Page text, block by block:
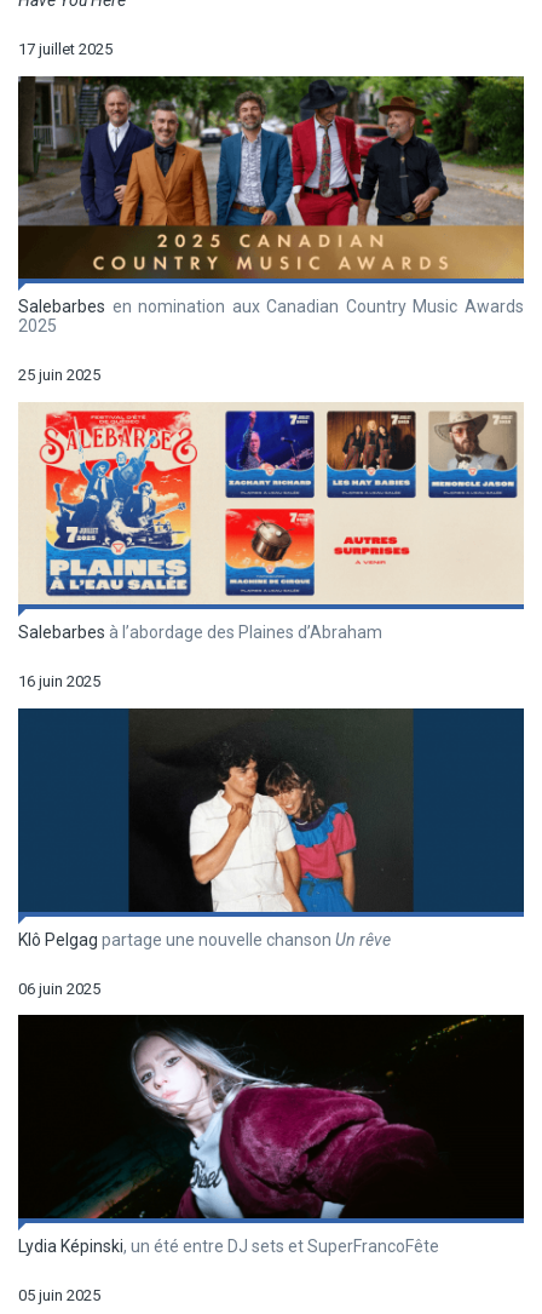
17 juillet 2025
Salebarbes en nomination aux Canadian Country Music Awards
2025
25 juin 2025
Salebarbes à l’abordage des Plaines d’Abraham
16 juin 2025
Klô Pelgag partage une nouvelle chanson Un rêve
06 juin 2025
Lydia Képinski, un été entre DJ sets et SuperFrancoFête
05 juin 2025